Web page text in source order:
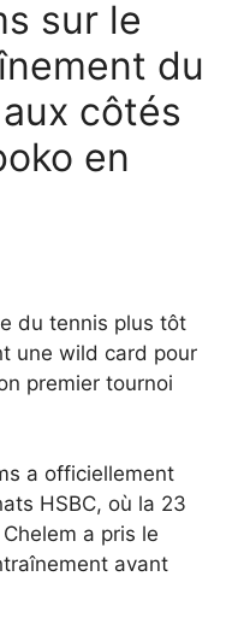
sur le
du
aux côtés
en
du tennis plus tôt
une wild card pour
premier tournoi
a officiellement
HSBC, où la 23
a pris le
avant